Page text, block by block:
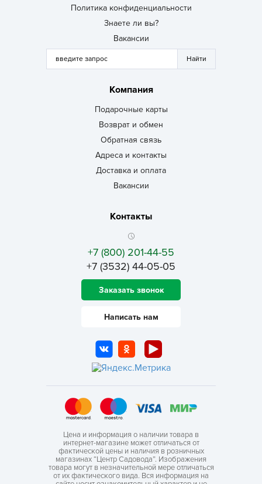
Политика конфиденциальности
Знаете ли вы?
Вакансии
Компания
Подарочные карты
Возврат и обмен
Обратная связь
Адреса и контакты
Доставка и оплата
Вакансии
Контакты
+7 (800) 201-44-55
+7 (3532) 44-05-05
Заказать звонок
Написать нам
Цена и информация о наличии товара в
интернет-магазине может отличаться от
фактической цены и наличия в розничных
магазинах “Центр Садовода”. Изображения
товара могут в незначительной мере отличаться
от их фактического вида. Вся информация на